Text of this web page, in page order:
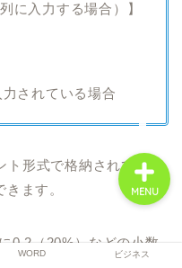
に入力する場合）】
されている場合
ト形式で格納されている
ます。
0.2（20%）などの小数
WORD ビジネス
MENU
ビジネス